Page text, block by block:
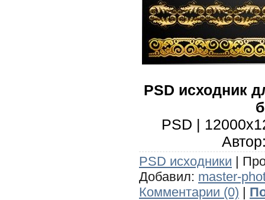
PSD исходник
PSD |
PSD исходники |
Добавил: master-
Комментарии (0) |